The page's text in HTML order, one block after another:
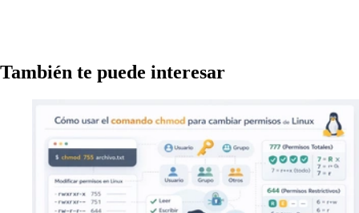
También te puede interesar